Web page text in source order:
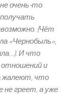
очень-то
(Чёт
«Чернобыль»,
И что
отношений и
жалеют, что
не греет, а уже